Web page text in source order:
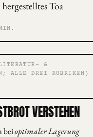
Toa
&
ALLE DREI RUBRIKEN)
VERSTEHEN
beioptimaler Lagerung